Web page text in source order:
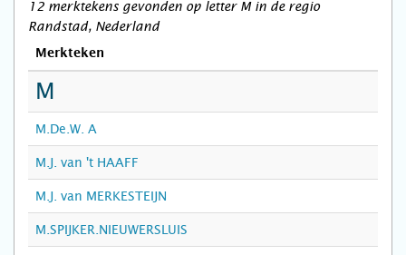
12 merktekens gevonden op letter M in de regio
Randstad, Nederland
Merkteken
M
M.De.W. A
M.J. van 't HAAFF
M.J. van MERKESTEIJN
M.SPIJKER.NIEUWERSLUIS